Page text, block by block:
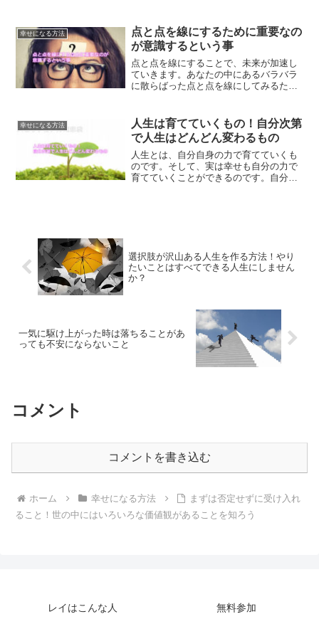
す。
幸せになる方法
点と点を線にするために重要なの
が意識するという事
点と点を線にすることで、未来が加速し
ていきます。あなたの中にあるバラバラ
に散らばった点と点を線にしてみるため
幸せになる方法
人生は育てていくもの！自分次第
で人生はどんどん変わるもの
人生とは、自分自身の力で育てていくも
のです。そして、実は幸せも自分の力で
育てていくことができるのです。自分次
選択肢が沢山ある人生を作る方法！やり
たいことはすべてできる人生にしません
か？
一気に駆け上がった時は落ちることがあ
っても不安にならないこと
コメント
コメントを書き込む
ホーム 幸せになる方法
まずは否定せずに受け入れ
ること！世の中にはいろいろな価値観があることを知ろう
レイはこんな人 無料参加